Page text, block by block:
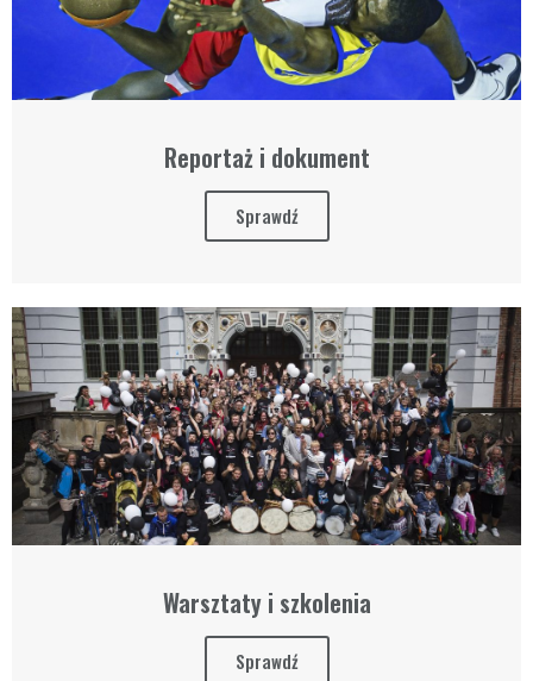
Reportaż i dokument
Sprawdź
Warsztaty i szkolenia
Sprawdź